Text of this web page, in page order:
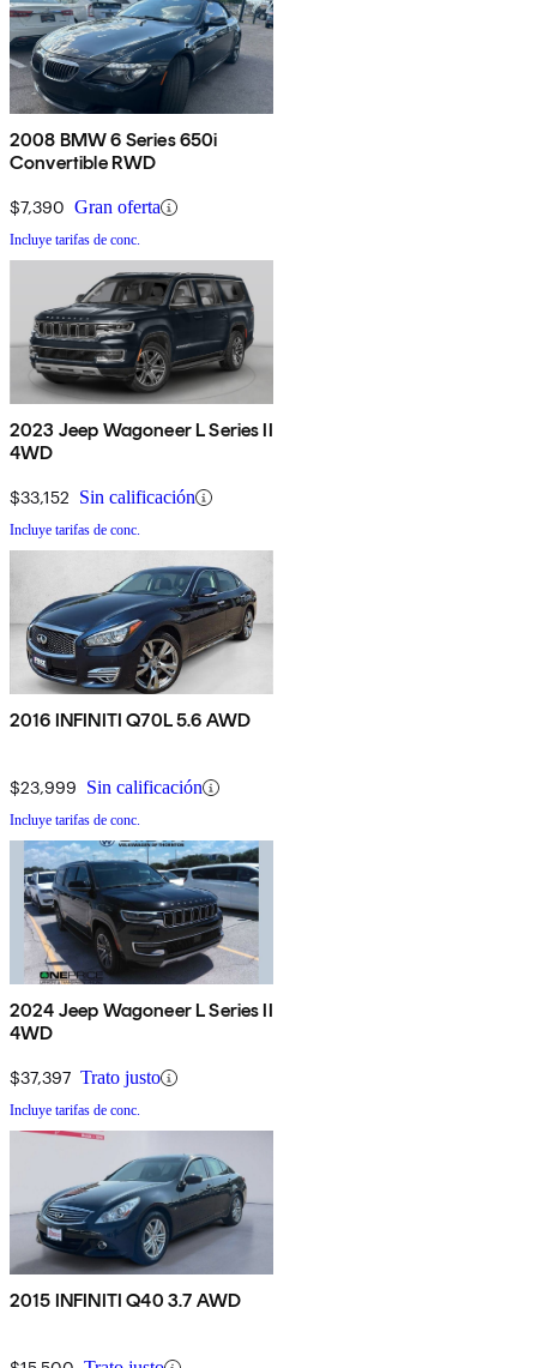
2008 BMW 6 Series 650i
Convertible RWD
$7,390 Gran oferta
Incluye tarifas de conc.
2023 Jeep Wagoneer L Series II
4WD
$33,152 Sin calificación
Incluye tarifas de conc.
2016 INFINITI Q70L 5.6 AWD
$23,999 Sin calificación
Incluye tarifas de conc.
2024 Jeep Wagoneer L Series II
4WD
$37,397 Trato justo
Incluye tarifas de conc.
2015 INFINITI Q40 3.7 AWD